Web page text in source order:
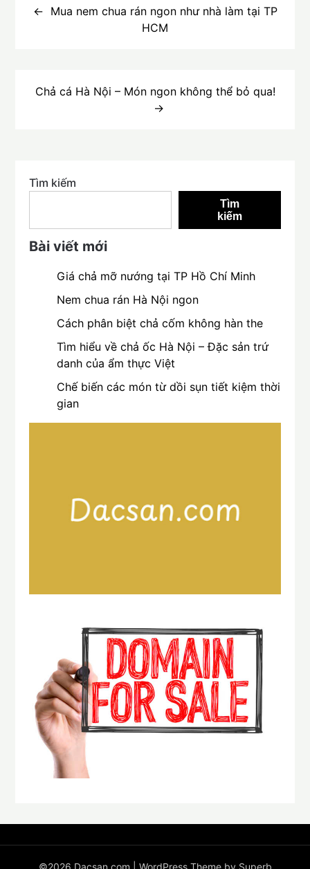
hướngMua nem chua rán ngon như nhà làm tại TP
HCM
Chả cá Hà Nội – Món ngon không thể bỏ qua!
Tìm kiếm
Tìm
kiếm
Bài viết mới
Giá chả mỡ nướng tại TP Hồ Chí Minh
Nem chua rán Hà Nội ngon
Cách phân biệt chả cốm không hàn the
Tìm hiểu về chả ốc Hà Nội – Đặc sản trứ
danh của ẩm thực Việt
Chế biến các món từ dồi sụn tiết kiệm thời
gian
©2026 Dacsan.com | WordPress Theme by Superb